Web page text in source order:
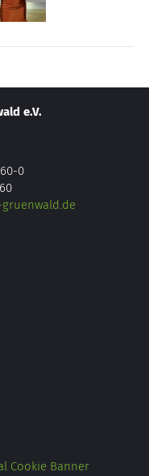
e.V.
0
Cookie Banner